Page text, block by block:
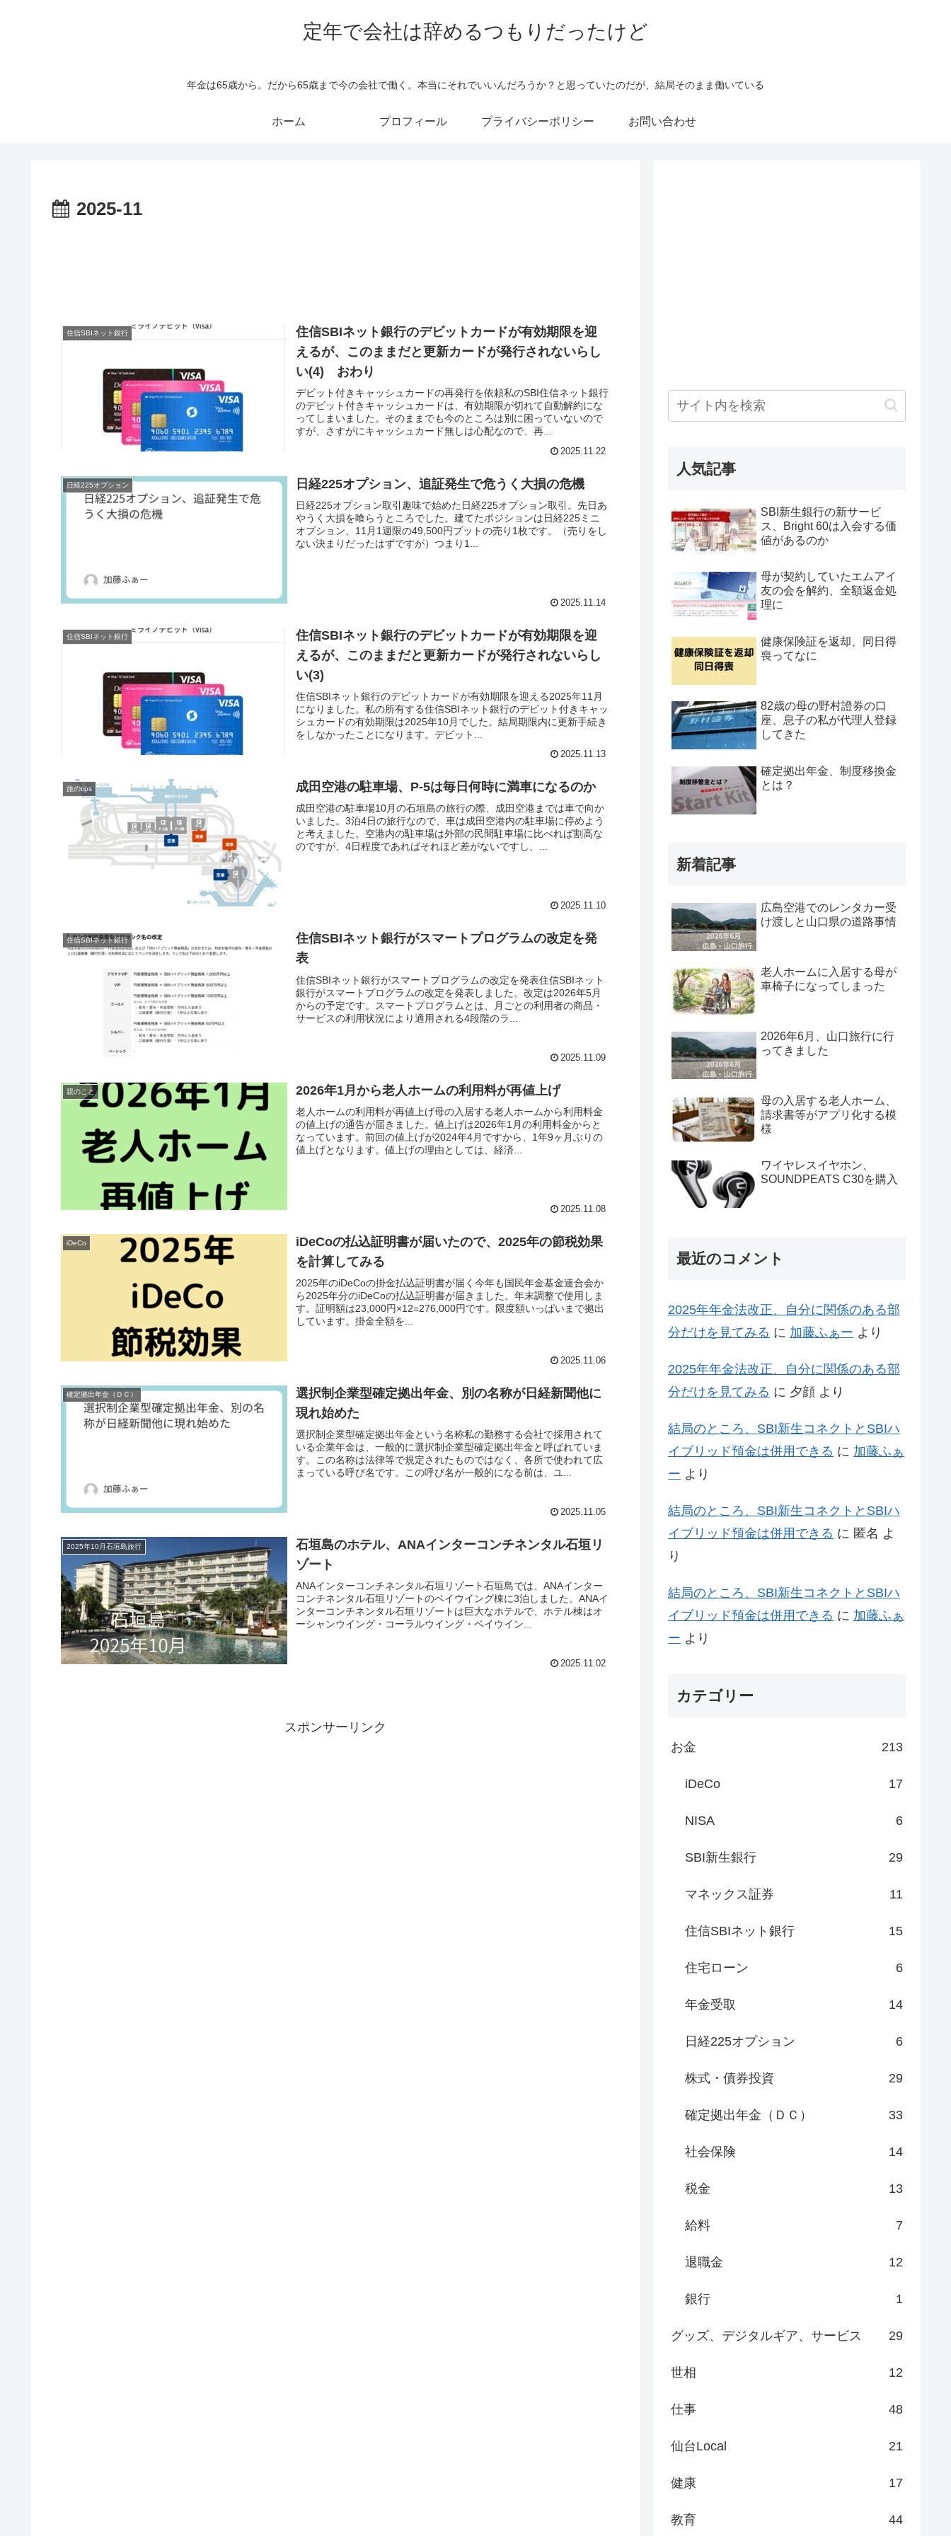
定年で会社は辞めるつもりだったけど
年金は65歳から。だから65歳まで今の会社で働く。本当にそれでいいんだろうか？と思っていたのだが、結局そのまま働いている
ホーム プロフィール プライバシーポリシー お問い合わせ
2025-11
住信SBIネット銀行
住信SBIネット銀行のデビットカードが有効期限を迎
えるが、このままだと更新カードが発行されないらし
い(4) おわり
デビット付きキャッシュカードの再発行を依頼私のSBI住信ネット銀行
のデビット付きキャッシュカードは、有効期限が切れて自動解約にな
ってしまいました。そのままでも今のところは別に困っていないので
すが、さすがにキャッシュカード無しは心配なので、再...
2025.11.22
日経225オプション 日経225オプション、追証発生で危うく大損の危機
日経225オプション取引趣味で始めた日経225オプション取引。先日あ
やうく大損を喰らうところでした。建てたポジションは日経225ミニ
オプション、11月1週限の49,500円プットの売り1枚です。（売りをし
ない決まりだったはずですが）つまり1...
2025.11.14
住信SBIネット銀行
住信SBIネット銀行のデビットカードが有効期限を迎
えるが、このままだと更新カードが発行されないらし
い(3)
住信SBIネット銀行のデビットカードが有効期限を迎える2025年11月
になりました。私の所有する住信SBIネット銀行のデビット付きキャッ
シュカードの有効期限は2025年10月でした。結局期限内に更新手続き
をしなかったことになります。デビット...
2025.11.13
旅のtips 成田空港の駐車場、P-5は毎日何時に満車になるのか
成田空港の駐車場10月の石垣島の旅行の際、成田空港までは車で向か
いました。3泊4日の旅行なので、車は成田空港内の駐車場に停めよう
と考えました。空港内の駐車場は外部の民間駐車場に比べれば割高な
のですが、4日程度であればそれほど差がないですし、...
2025.11.10
住信SBIネット銀行
住信SBIネット銀行がスマートプログラムの改定を発
表
住信SBIネット銀行がスマートプログラムの改定を発表住信SBIネット
銀行がスマートプログラムの改定を発表しました。改定は2026年5月
からの予定です。スマートプログラムとは、月ごとの利用者の商品・
サービスの利用状況により適用される4段階のラ...
2025.11.09
親のこと 2026年1月から老人ホームの利用料が再値上げ
老人ホームの利用料が再値上げ母の入居する老人ホームから利用料金
の値上げの通告が届きました。値上げは2026年1月の利用料金からと
なっています。前回の値上げが2024年4月ですから、1年9ヶ月ぶりの
値上げとなります。値上げの理由としては、経済...
2025.11.08
iDeCo
iDeCoの払込証明書が届いたので、2025年の節税効果
を計算してみる
2025年のiDeCoの掛金払込証明書が届く今年も国民年金基金連合会か
ら2025年分のiDeCoの払込証明書が届きました。年末調整で使用しま
す。証明額は23,000円×12=276,000円です。限度額いっぱいまで拠出
しています。掛金全額を...
2025.11.06
確定拠出年金（ＤＣ）
選択制企業型確定拠出年金、別の名称が日経新聞他に
現れ始めた
選択制企業型確定拠出年金という名称私の勤務する会社で採用されて
いる企業年金は、一般的に選択制企業型確定拠出年金と呼ばれていま
す。この名称は法律等で規定されたものではなく、各所で使われて広
まっている呼び名です。この呼び名が一般的になる前は、ユ...
2025.11.05
2025年10月石垣島旅行
石垣島のホテル、ANAインターコンチネンタル石垣リ
ゾート
ANAインターコンチネンタル石垣リゾート石垣島では、ANAインター
コンチネンタル石垣リゾートのベイウイング棟に3泊しました。ANAイ
ンターコンチネンタル石垣リゾートは巨大なホテルで、ホテル棟はオ
ーシャンウイング・コーラルウイング・ベイウイン...
2025.11.02
スポンサーリンク
人気記事
SBI新生銀行の新サービ
ス、Bright 60は入会する価
値があるのか
母が契約していたエムアイ
友の会を解約、全額返金処
理に
健康保険証を返却、同日得
喪ってなに
82歳の母の野村證券の口
座、息子の私が代理人登録
してきた
確定拠出年金、制度移換金
とは？
新着記事
広島空港でのレンタカー受
け渡しと山口県の道路事情
老人ホームに入居する母が
車椅子になってしまった
2026年6月、山口旅行に行
ってきました
母の入居する老人ホーム、
請求書等がアプリ化する模
様
ワイヤレスイヤホン、
SOUNDPEATS C30を購入
最近のコメント
2025年年金法改正、自分に関係のある部
分だけを見てみる に 加藤ふぁー より
2025年年金法改正、自分に関係のある部
分だけを見てみる に 夕顔 より
結局のところ、SBI新生コネクトとSBIハ
イブリッド預金は併用できる に 加藤ふぁ
ー より
結局のところ、SBI新生コネクトとSBIハ
イブリッド預金は併用できる に 匿名 よ
り
結局のところ、SBI新生コネクトとSBIハ
イブリッド預金は併用できる に 加藤ふぁ
ー より
カテゴリー
お金 213
iDeCo 17
NISA 6
SBI新生銀行 29
マネックス証券 11
住信SBIネット銀行 15
住宅ローン 6
年金受取 14
日経225オプション 6
株式・債券投資 29
確定拠出年金（ＤＣ） 33
社会保険 14
税金 13
給料 7
退職金 12
銀行 1
グッズ、デジタルギア、サービス 29
世相 12
仕事 48
仙台Local 21
健康 17
教育 44